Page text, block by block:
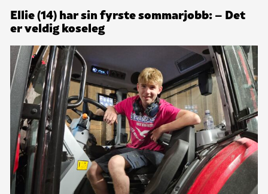
Ellie (14) har sin fyrste sommarjobb: – Det
er veldig koseleg